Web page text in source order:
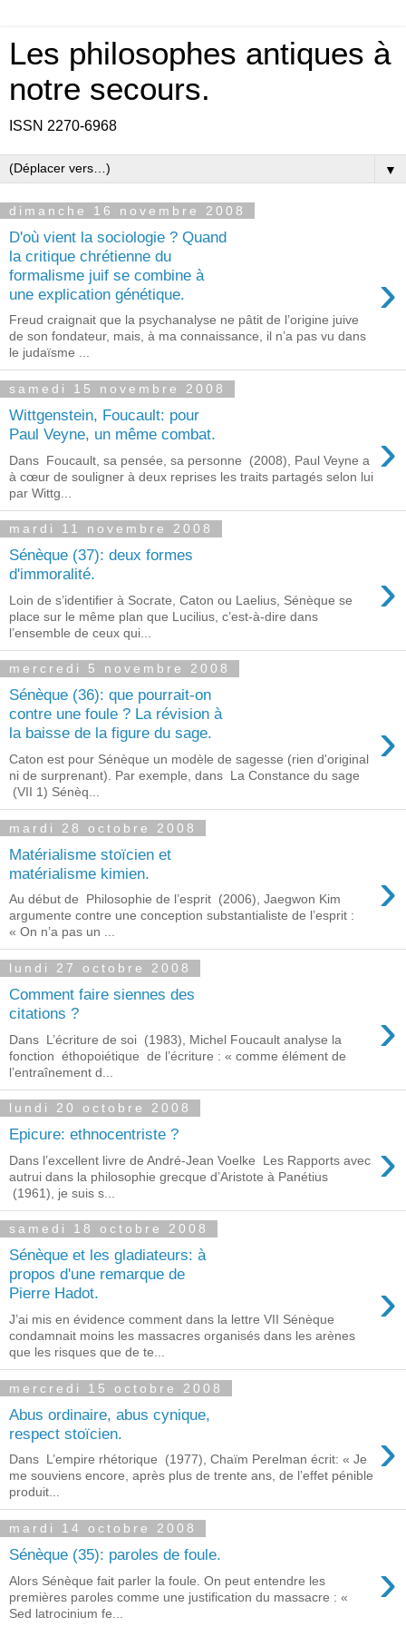
Les philosophes antiques à
notre secours.
ISSN 2270-6968
▼
dimanche 16 novembre 2008
D'où vient la sociologie ? Quand
la critique chrétienne du
formalisme juif se combine à
une explication génétique.
›
Freud craignait que la psychanalyse ne pâtit de l’origine juive
de son fondateur, mais, à ma connaissance, il n’a pas vu dans
le judaïsme ...
samedi 15 novembre 2008
Wittgenstein, Foucault: pour
Paul Veyne, un même combat.
›
Dans Foucault, sa pensée, sa personne (2008), Paul Veyne a
à cœur de souligner à deux reprises les traits partagés selon lui
par Wittg...
mardi 11 novembre 2008
Sénèque (37): deux formes
d'immoralité.
›
Loin de s’identifier à Socrate, Caton ou Laelius, Sénèque se
place sur le même plan que Lucilius, c’est-à-dire dans
l’ensemble de ceux qui...
mercredi 5 novembre 2008
Sénèque (36): que pourrait-on
contre une foule ? La révision à
la baisse de la figure du sage.
›
Caton est pour Sénèque un modèle de sagesse (rien d'original
ni de surprenant). Par exemple, dans La Constance du sage
(VII 1) Sénèq...
mardi 28 octobre 2008
Matérialisme stoïcien et
matérialisme kimien.
›
Au début de Philosophie de l’esprit (2006), Jaegwon Kim
argumente contre une conception substantialiste de l’esprit :
« On n’a pas un ...
lundi 27 octobre 2008
Comment faire siennes des
citations ?
›
Dans L’écriture de soi (1983), Michel Foucault analyse la
fonction éthopoiétique de l’écriture : « comme élément de
l’entraînement d...
lundi 20 octobre 2008
Epicure: ethnocentriste ? ›
Dans l’excellent livre de André-Jean Voelke Les Rapports avec
autrui dans la philosophie grecque d’Aristote à Panétius
(1961), je suis s...
samedi 18 octobre 2008
Sénèque et les gladiateurs: à
propos d'une remarque de
Pierre Hadot.
›
J’ai mis en évidence comment dans la lettre VII Sénèque
condamnait moins les massacres organisés dans les arènes
que les risques que de te...
mercredi 15 octobre 2008
Abus ordinaire, abus cynique,
respect stoïcien.
›
Dans L’empire rhétorique (1977), Chaïm Perelman écrit: « Je
me souviens encore, après plus de trente ans, de l’effet pénible
produit...
mardi 14 octobre 2008
Sénèque (35): paroles de foule. ›
Alors Sénèque fait parler la foule. On peut entendre les
premières paroles comme une justification du massacre : «
Sed latrocinium fe...